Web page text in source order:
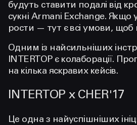
будуть ставити подалі від
сукні Armani Exchange. Якщо
рости — тут є всі умови, щоб
Одним із найсильніших
INTERTOP є колаборації.
на кілька яскравих кейсів.
INTERTOP x CHER'17
Це одна з найуспішніших